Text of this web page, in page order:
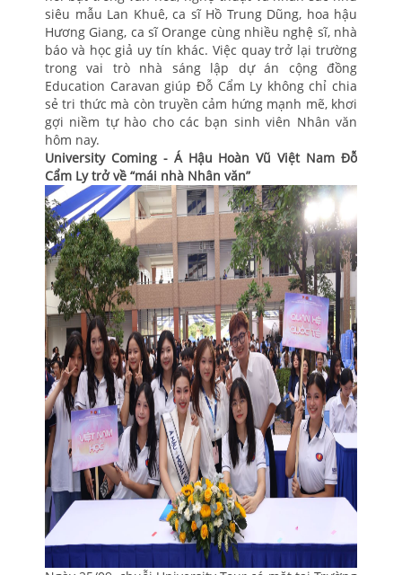
siêu mẫu Lan Khuê, ca sĩ Hồ Trung Dũng, hoa hậu
Hương Giang, ca sĩ Orange cùng nhiều nghệ sĩ, nhà
báo và học giả uy tín khác. Việc quay trở lại trường
trong vai trò nhà sáng lập dự án cộng đồng
Education Caravan giúp Đỗ Cẩm Ly không chỉ chia
sẻ tri thức mà còn truyền cảm hứng mạnh mẽ, khơi
gợi niềm tự hào cho các bạn sinh viên Nhân văn
hôm nay.
University Coming - Á Hậu Hoàn Vũ Việt Nam Đỗ
Cẩm Ly trở về “mái nhà Nhân văn”